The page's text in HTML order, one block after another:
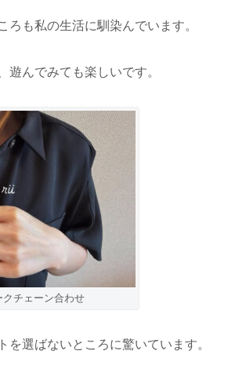
ろも私の生活に馴染んでいます。
遊んでみても楽しいです。
クチェーン合わせ
を選ばないところに驚いています。